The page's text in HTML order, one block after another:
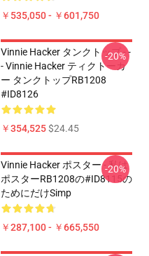
￥535,050 - ￥601,750
Vinnie Hacker タンクトップ - -
- Vinnie Hacker ティクトーカ
ー タンクトップRB1208
#ID8126
￥354,525$24.45
-20%
Vinnie Hacker ポスター - 私は
ポスターRB1208の#ID8115の
ためにだけsimp
￥287,100 - ￥665,550
-20%